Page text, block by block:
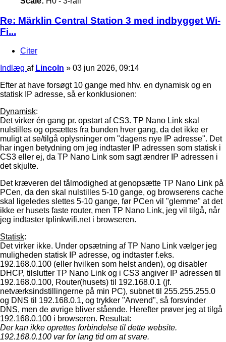
Re: Märklin Central Station 3 med indbygget Wi-
Fi...
Citer
Indlæg af Lincoln » 03 jun 2026, 09:14
Efter at have forsøgt 10 gange med hhv. en dynamisk og en
statisk IP adresse, så er konklusionen:
Dynamisk:
Det virker én gang pr. opstart af CS3. TP Nano Link skal
nulstilles og opsættes fra bunden hver gang, da det ikke er
muligt at se/tilgå oplysninger om "dagens nye IP adresse". Det
har ingen betydning om jeg indtaster IP adressen som statisk i
CS3 eller ej, da TP Nano Link som sagt ændrer IP adressen i
det skjulte.
Det kræveren del tålmodighed at genopsætte TP Nano Link på
PCen, da den skal nulstilles 5-10 gange, og browserens cache
skal ligeledes slettes 5-10 gange, før PCen vil "glemme" at det
ikke er husets faste router, men TP Nano Link, jeg vil tilgå, når
jeg indtaster tplinkwifi.net i browseren.
Statisk:
Det virker ikke. Under opsætning af TP Nano Link vælger jeg
muligheden statisk IP adresse, og indtaster f.eks.
192.168.0.100 (eller hvilken som helst anden), og disabler
DHCP, tilslutter TP Nano Link og i CS3 angiver IP adressen til
192.168.0.100, Router(husets) til 192.168.0.1 (jf.
netværksindstillingerne på min PC), subnet til 255.255.255.0
og DNS til 192.168.0.1, og trykker "Anvend", så forsvinder
DNS, men de øvrige bliver stående. Herefter prøver jeg at tilgå
192.168.0.100 i browseren. Resultat:
Der kan ikke oprettes forbindelse til dette website.
192.168.0.100 var for lang tid om at svare.